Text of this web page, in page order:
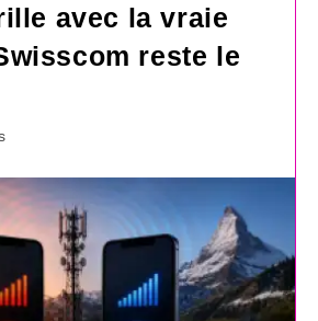
avec la vraie
reste le